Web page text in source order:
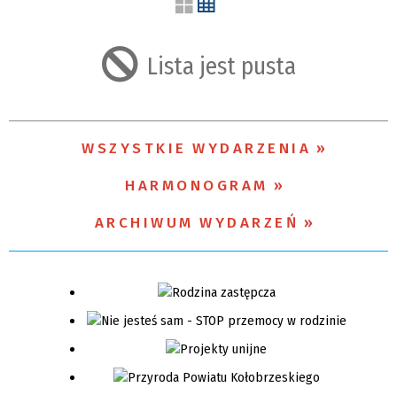
—
Miejsce
Organizator
Lista jest pusta
WSZYSTKIE WYDARZENIA
HARMONOGRAM
ARCHIWUM WYDARZEŃ